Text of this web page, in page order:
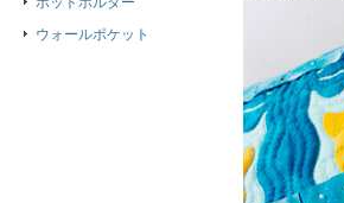
ウォールポケット